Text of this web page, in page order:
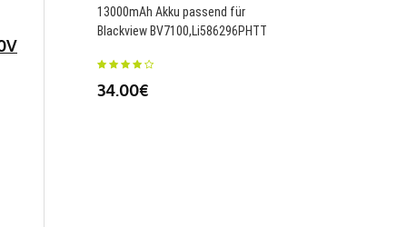
13000mAh Akku passend für
Blackview BV7100,Li586296PHTT
34.00€